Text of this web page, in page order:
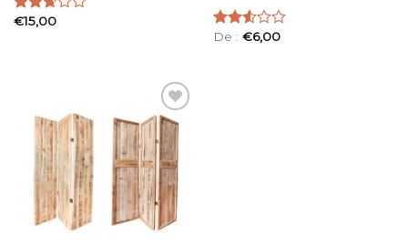
Note
€15,00
Note
De : €6,00
Ajouter
à la
liste
d’envies